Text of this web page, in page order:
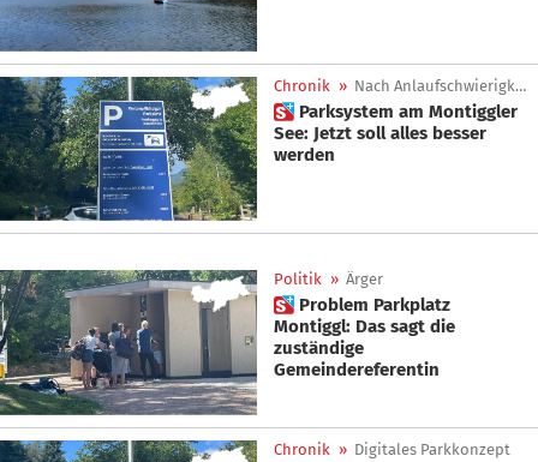
Chronik » Nach Anlaufschwierigkeiten
 Parksystem am Montiggler
See: Jetzt soll alles besser
werden
Politik » Ärger
 Problem Parkplatz
Montiggl: Das sagt die
zuständige
Gemeindereferentin
Chronik » Digitales Parkkonzept